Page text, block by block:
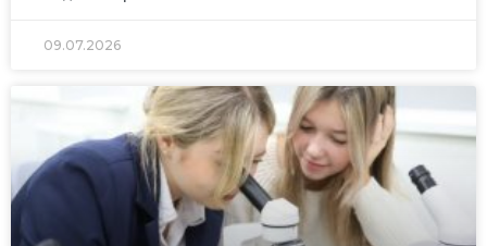
09.07.2026